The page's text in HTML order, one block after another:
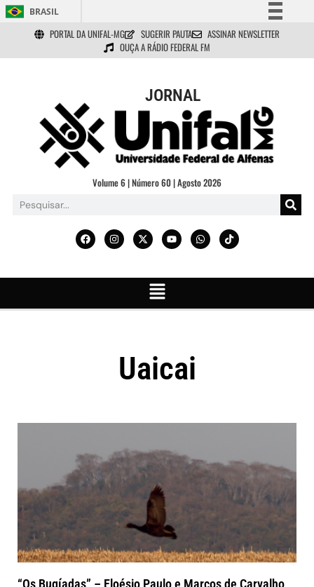
BRASIL
Simplifique!
Comunica BR
Acesso à informação
Legislação
Canais
PORTAL DA UNIFAL-MG SUGERIR PAUTA
ASSINAR NEWSLETTER
OUÇA A RÁDIO FEDERAL FM
JORNAL
Volume 6 | Número 60 | Agosto 2026
Uaicai
“Os Bugíadas” – Eloésio Paulo e Marcos de Carvalho